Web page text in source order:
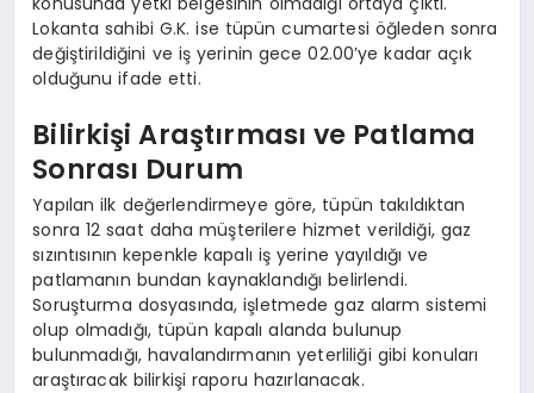
Lokanta sahibi G.K. ise tüpün cumartesi öğleden sonra
değiştirildiğini ve iş yerinin gece 02.00’ye kadar açık
olduğunu ifade etti.
Bilirkişi Araştırması ve Patlama
Sonrası Durum
Yapılan ilk değerlendirmeye göre, tüpün takıldıktan
sonra 12 saat daha müşterilere hizmet verildiği, gaz
sızıntısının kepenkle kapalı iş yerine yayıldığı ve
patlamanın bundan kaynaklandığı belirlendi.
Soruşturma dosyasında, işletmede gaz alarm sistemi
olup olmadığı, tüpün kapalı alanda bulunup
bulunmadığı, havalandırmanın yeterliliği gibi konuları
araştıracak bilirkişi raporu hazırlanacak.